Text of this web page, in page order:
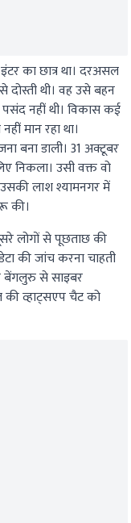
का छात्र था। दरअसल
दोस्ती थी। वह उसे बहन
पसंद नहीं थी। विकास कई
मान रहा था।
बना डाली। 31 अक्टूबर
निकला। उसी वक्त वो
लाश श्यामनगर में
की।
लोगों से पूछताछ की
की जांच करना चाहती
बेंगलुरु से साइबर
की व्हाट्सएप चैट को